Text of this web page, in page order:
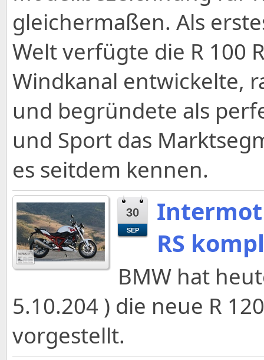
gleichermaßen. Als
Welt verfügte die R 100
Windkanal entwickelte,
und begründete als
und Sport das
es seitdem kennen.
30
SEP
Intermot
RS
BMW hat
5.10.204 ) die neue R
vorgestellt.